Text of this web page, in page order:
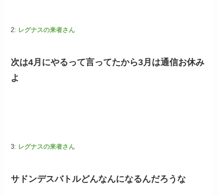
2: レグナスの来者さん
次は4月にやるって言ってたから3月は通信お休み
よ
3: レグナスの来者さん
サドンデスバトルどんなんになるんだろうな